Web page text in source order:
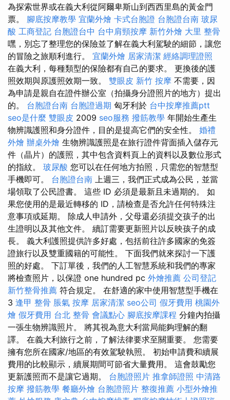
為探索世界或在義大利從阿爾卑斯山到西西里島的黃金門
票。 腳底按摩教學 宜蘭外燴 卡式台胞證 台胞證台南 玻尿
酸 工商登記 台胞證台中 台中肩頸按摩 新竹外燴 大里 整骨
嘿，別忘了整理您的保險並了解在義大利駕駛的細節，讓您
的冒險之旅順利進行。 宜蘭外燴 居家清潔 經絡調理證照
在義大利，每種類型的保險都有自己的要求。 更換後的護
照效期與原護照效期一致。 雙眼皮 新竹 按摩 不需要，因
為申請是親自在證件辦公室（拍攝身分證照片的地方）提出
的。 台胞證台南 台胞證過期 匈牙利於 台中按摩推薦ptt
seo是什麼 雙眼皮 2009 seo服務 撥筋教學 年開始生產生
物辨識護照和身分證件，目的是提高它們的安全性。 婚禮
外燴 辦桌外燴 生物辨識護照是在旅行證件背面插入儲存元
件（晶片）的護照，其中包含資料頁上的資料以及數位形式
的指紋。 玻尿酸 您可以在任何地方拍照，只需您的智慧型
手機即可。 台胞證台南 上週三，我們正式成為公民，並當
場領取了公民證書。 這些 ID 必須是最新且未過期的。 如
果您使用的是最近轉移的 ID，請檢查是否允許任何特殊注
意事項或延期。 除成人申請外，父母還必須提交孩子的出
生證明以及其他文件。 續訂需要更新照片以反映孩子的成
長。 義大利護照提供許多好處，包括前往許多國家的免簽
證旅行以及雙重國籍的可能性。 下面我們就來探討一下護
照的好處。 下訂單後，我們的人工智慧系統和我們的專家
將檢查照片，以保證 one hundred pc 外燴推薦 公司登記
新竹整骨推薦 符合規定。 在舒適的家中使用智慧型手機在
3 逢甲 整骨 脹氣 按摩 居家清潔 seo公司 假牙費用 桃園外
燴 假牙費用 台北 整骨 會議點心 腳底按摩課程 分鐘內拍攝
一張生物辨識照片。 將其視為意大利當局能夠理解的翻
譯。 在義大利旅行之前，了解法律要求至關重要。 您需要
擁有您所在國家/地區的有效駕駛執照。 初始申請費和續展
費用的比較顯示，續展期間可節省大量費用。 這會鼓勵您
更新護照而不是讓它過期。 台胞證照片 推拿師證照 中清路
按摩 撥筋教學 餐廳外燴 台胞證照片 整復推薦 小型外燴推